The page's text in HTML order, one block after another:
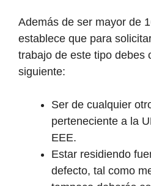
Además de ser mayor de
establece que para
trabajo de este tipo debes
siguiente:
Ser de cualquier
perteneciente a la
EEE.
Estar residiendo
defecto, tal como